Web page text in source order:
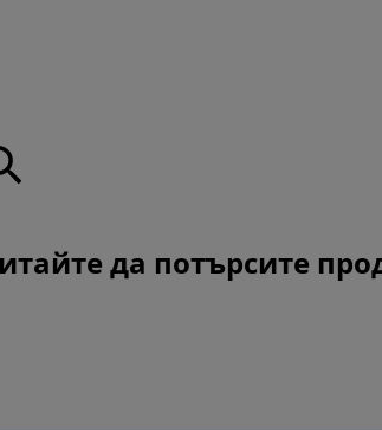
да потърсите